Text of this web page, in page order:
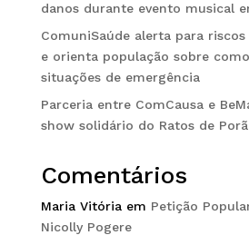
danos durante evento musical
ComuniSaúde alerta para
e orienta população sobre
situações de emergência
Parceria entre ComCausa e
show solidário do Ratos de
Comentários
Maria Vitóriaem Petição
Nicolly Pogere